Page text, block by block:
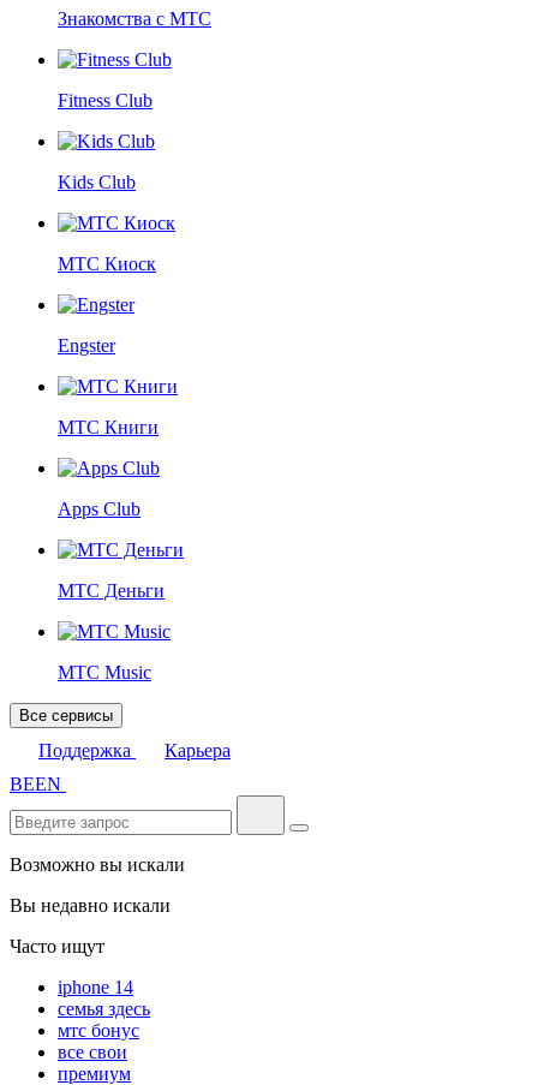
Знакомства с МТС
Fitness Club
Kids Club
МТС Киоск
Engster
МТС Книги
Apps Club
МТС Деньги
МТС Music
Все сервисы
Поддержка
Карьера
BEEN
Возможно вы искали
Вы недавно искали
Часто ищут
iphone 14
семья здесь
мтс бонус
все свои
премиум